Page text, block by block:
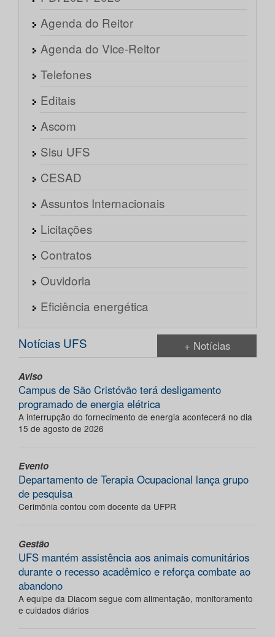
Agenda do Reitor
Agenda do Vice-Reitor
Telefones
Editais
Ascom
Sisu UFS
CESAD
Assuntos Internacionais
Licitações
Contratos
Ouvidoria
Eficiência energética
Notícias UFS + Notícias
Aviso
Campus de São Cristóvão terá desligamento
programado de energia elétrica
A interrupção do fornecimento de energia acontecerá no dia
15 de agosto de 2026
Evento
Departamento de Terapia Ocupacional lança grupo
de pesquisa
Cerimônia contou com docente da UFPR
Gestão
UFS mantém assistência aos animais comunitários
durante o recesso acadêmico e reforça combate ao
abandono
A equipe da Diacom segue com alimentação, monitoramento
e cuidados diários